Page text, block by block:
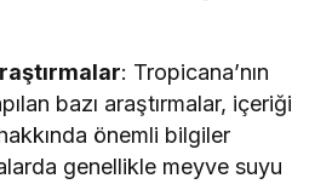
: Tropicana’nın
bazı araştırmalar, içeriği
önemli bilgiler
genellikle meyve suyu